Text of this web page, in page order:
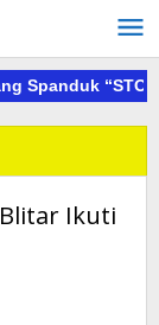
“STOP
Blitar Ikuti